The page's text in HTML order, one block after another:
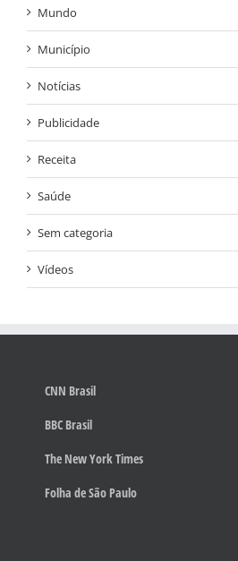
Mundo
Município
Notícias
Publicidade
Receita
Saúde
Sem categoria
Vídeos
CNN Brasil
BBC Brasil
The New York Times
Folha de São Paulo